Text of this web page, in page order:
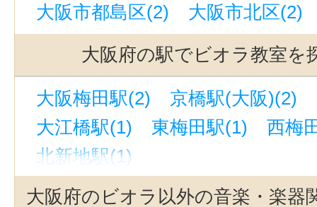
大阪市都島区(2)
大阪市北区(2)
大阪府の駅でビオラ教室を
大阪梅田駅(2) 京橋駅(大阪)(2)
大江橋駅(1)
東梅田駅(1)
西梅
北新地駅(1)
大阪府のビオラ以外の音楽・楽器